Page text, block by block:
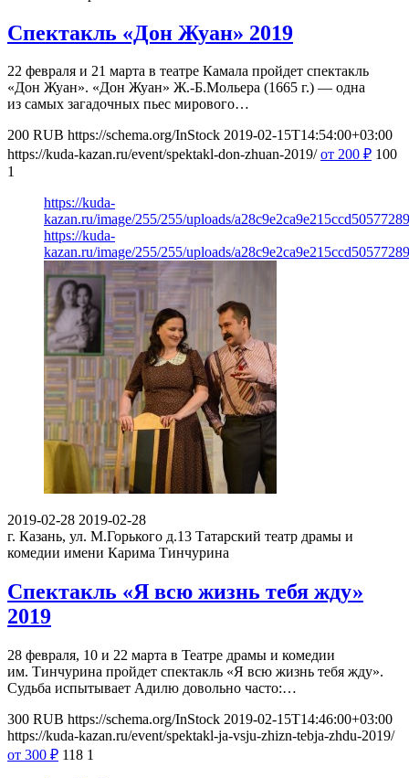
Спектакль «Дон Жуан» 2019
22 февраля и 21 марта в театре Камала пройдет спектакль
«Дон Жуан». «Дон Жуан» Ж.-Б.Мольера (1665 г.) — одна
из самых загадочных пьес мирового…
200 RUB https://schema.org/InStock 2019-02-15T14:54:00+03:00
https://kuda-kazan.ru/event/spektakl-don-zhuan-2019/ от 200 ₽ 100
1
https://kuda-
kazan.ru/image/255/255/uploads/
https://kuda-
kazan.ru/image/255/255/uploads/
2019-02-28 2019-02-28
г. Казань, ул. М.Горького д.13 Татарский театр драмы и
комедии имени Карима Тинчурина
Спектакль «Я всю жизнь тебя жду»
2019
28 февраля, 10 и 22 марта в Театре драмы и комедии
им. Тинчурина пройдет спектакль «Я всю жизнь тебя жду».
Судьба испытывает Адилю довольно часто:…
300 RUB https://schema.org/InStock 2019-02-15T14:46:00+03:00
https://kuda-kazan.ru/event/spektakl-ja-vsju-zhizn-tebja-zhdu-2019/
от 300 ₽ 118 1